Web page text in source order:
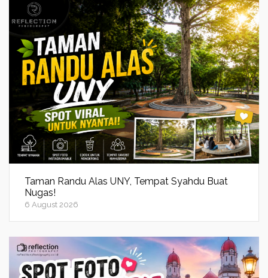
Taman Randu Alas UNY, Tempat Syahdu Buat
Nugas!
6 August 2026